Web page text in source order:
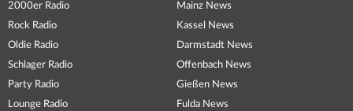
2000er Radio
Rock Radio
Oldie Radio
Schlager Radio
Party Radio
Lounge Radio
Mainz News
Kassel News
Darmstadt News
Offenbach News
Gießen News
Fulda News